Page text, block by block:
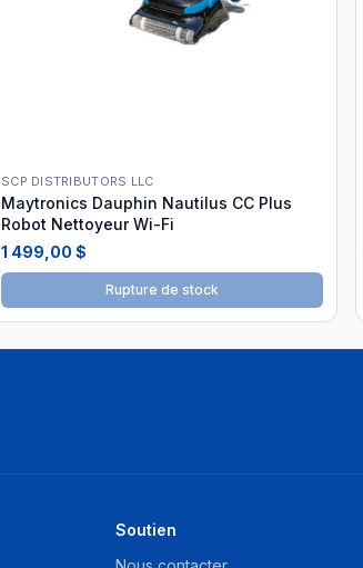
SCP DISTRIBUTORS LLC
Maytronics Dauphin Nautilus CC Plus
Robot Nettoyeur Wi-Fi
1 499,00 $
Rupture de stock
Soutien